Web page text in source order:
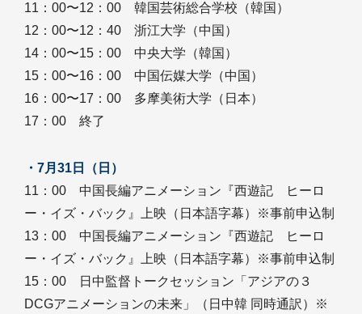
11：00〜12：00 韓国芸術総合学校（韓国）
12：00〜12：40 浙江大学（中国）
14：00〜15：00 中央大学（韓国）
15：00〜16：00 中国伝媒大学（中国）
16：00〜17：00 多摩美術大学（日本）
17：00 終了
・7月31日（日）
11：00 中国長編アニメーション『西遊記 ヒーロ
ー・イズ・バック』上映（日本語字幕）※事前申込制
13：00 中国長編アニメーション『西遊記 ヒーロ
ー・イズ・バック』上映（日本語字幕）※事前申込制
15：00 日中監督トークセッション「アジアの３
DCGアニメーションの未来」（日中韓 同時通訳）※